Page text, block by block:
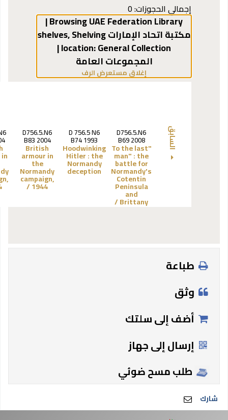
إجمالي الحجوزات: 0
Browsing UAE Federation Library |
مكتبة اتحاد الإمارات shelves ,Shelving
location:
General Collection |
المجموعات العامة
إغلاق مستعرض الرف
السابق D756.5.N6
B69 2008
"To the last
man" :the
battle for
Normandy's
Cotentin
Peninsula
and
Brittany /
D 756.5 N6
B74 1993
Hoodwinking
Hitler :the
Normandy
deception
D756.5.N6
B83 2004
British
armour in
the
Normandy
campaign,
1944 /
طباعة
وثق
أضف إلى سلتك
إرسال إلى جهاز
طلب مسح ضوئي
شارك